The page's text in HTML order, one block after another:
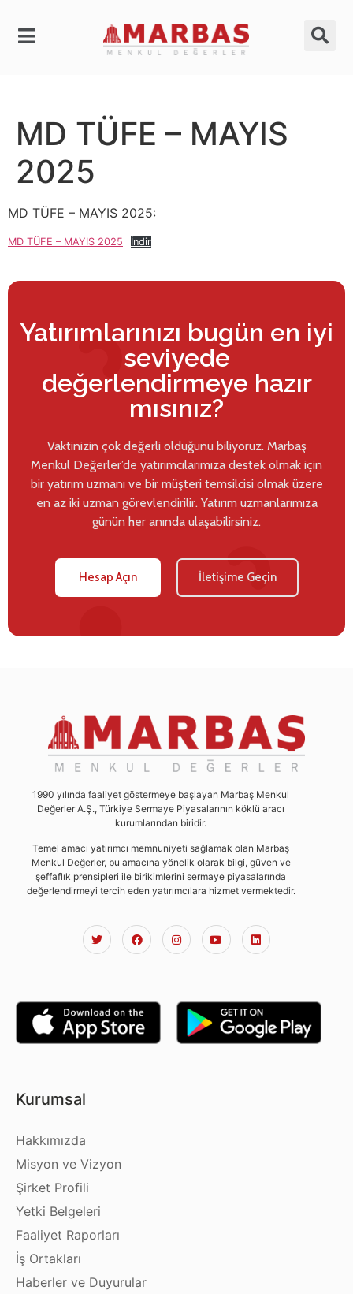
MD TÜFE – MAYIS
2025
MD TÜFE – MAYIS 2025:
MD TÜFE – MAYIS 2025 İndir
Yatırımlarınızı bugün en iyi
seviyede
değerlendirmeye hazır
mısınız?
Vaktinizin çok değerli olduğunu biliyoruz. Marbaş
Menkul Değerler’de yatırımcılarımıza destek olmak için
bir yatırım uzmanı ve bir müşteri temsilcisi olmak üzere
en az iki uzman görevlendirilir. Yatırım uzmanlarımıza
günün her anında ulaşabilirsiniz.
Hesap Açın İletişime Geçin
1990 yılında faaliyet göstermeye başlayan Marbaş Menkul
Değerler A.Ş., Türkiye Sermaye Piyasalarının köklü aracı
kurumlarından biridir.
Temel amacı yatırımcı memnuniyeti sağlamak olan Marbaş
Menkul Değerler, bu amacına yönelik olarak bilgi, güven ve
şeffaflık prensipleri ile birikimlerini sermaye piyasalarında
değerlendirmeyi tercih eden yatırımcılara hizmet vermektedir.
Kurumsal
Hakkımızda
Misyon ve Vizyon
Şirket Profili
Yetki Belgeleri
Faaliyet Raporları
İş Ortakları
Haberler ve Duyurular